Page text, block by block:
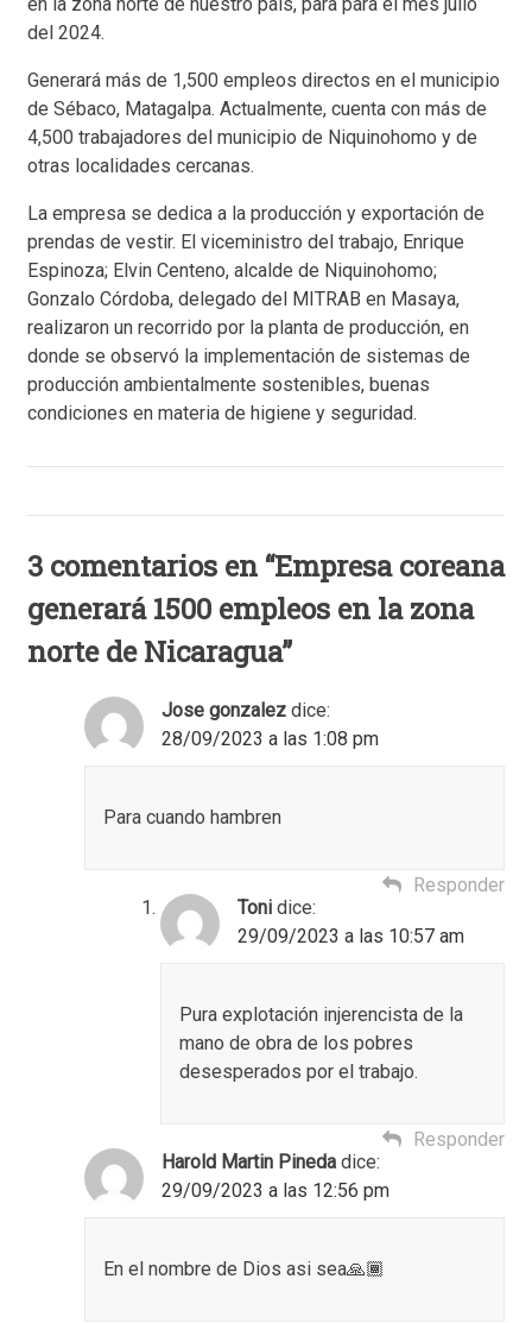
del 2024.
Generará más de 1,500 empleos directos en el municipio
de Sébaco, Matagalpa. Actualmente, cuenta con más de
4,500 trabajadores del municipio de Niquinohomo y de
otras localidades cercanas.
La empresa se dedica a la producción y exportación de
prendas de vestir. El viceministro del trabajo, Enrique
Espinoza; Elvin Centeno, alcalde de Niquinohomo;
Gonzalo Córdoba, delegado del MITRAB en Masaya,
realizaron un recorrido por la planta de producción, en
donde se observó la implementación de sistemas de
producción ambientalmente sostenibles, buenas
condiciones en materia de higiene y seguridad.
3 comentarios en “Empresa coreana
generará 1500 empleos en la zona
norte de Nicaragua”
Jose gonzalez dice:
28/09/2023 a las 1:08 pm
Para cuando hambren
Responder
Toni dice:
29/09/2023 a las 10:57 am
Pura explotación injerencista de la
mano de obra de los pobres
desesperados por el trabajo.
Responder
Harold Martin Pineda dice:
29/09/2023 a las 12:56 pm
En el nombre de Dios asi sea🙏🏾